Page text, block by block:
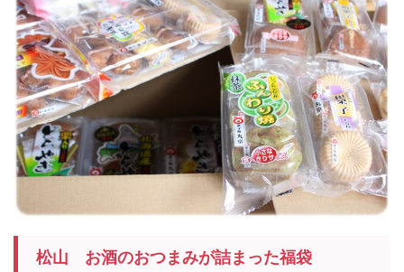
松山 お酒のおつまみが詰まった福袋